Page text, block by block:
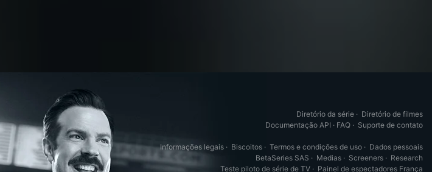
Diretório da série · Diretório de filmes
Documentação API · FAQ · Suporte de contato
Informações legais · Biscoitos · Termos e condições de uso · Dados pessoais
BetaSeries SAS · Medias · Screeners · Research
Teste piloto de série de TV · Painel de espectadores França